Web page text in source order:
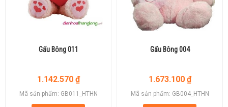
Gấu Bông 011
1.142.570 ₫
Mã sản phẩm: GB011_HTHN
Gấu Bông 004
1.673.100 ₫
Mã sản phẩm: GB004_HTHN